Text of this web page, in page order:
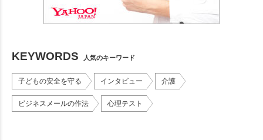
KEYWORDS 人気のキーワード
子どもの安全を守る インタビュー 介護
ビジネスメールの作法 心理テスト